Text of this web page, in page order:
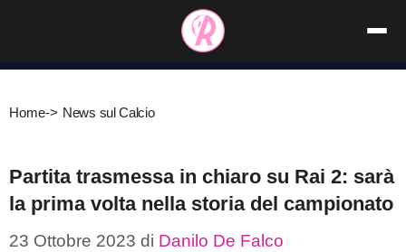
contenuto
Home-> News sul Calcio
Partita trasmessa in chiaro su Rai 2: sarà
la prima volta nella storia del campionato
23 Ottobre 2023 di Danilo De Falco